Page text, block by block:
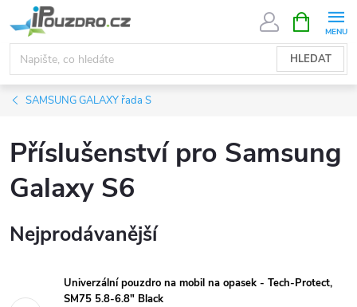
na
obsah
HLEDAT
NÁKUPNÍ
KOŠÍK
SAMSUNG GALAXY řada S
Příslušenství pro Samsung
Galaxy S6
Nejprodávanější
Univerzální pouzdro na mobil na opasek - Tech-Protect,
SM75 5.8-6.8" Black